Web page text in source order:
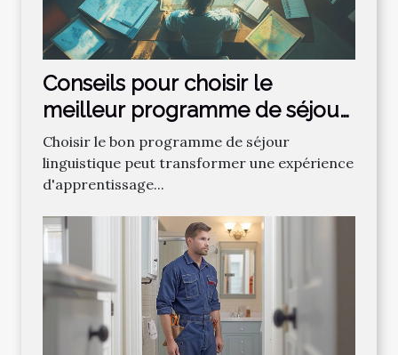
Conseils pour choisir le
meilleur programme de séjour
linguistique
Choisir le bon programme de séjour
linguistique peut transformer une expérience
d'apprentissage...